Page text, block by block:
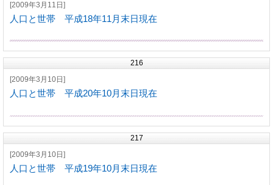
[2009年3月11日]
人口と世帯 平成18年11月末日現在
216
[2009年3月10日]
人口と世帯 平成20年10月末日現在
217
[2009年3月10日]
人口と世帯 平成19年10月末日現在